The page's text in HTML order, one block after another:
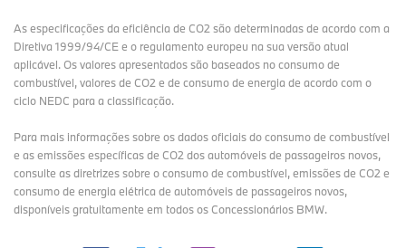
As especificações da eficiência de CO2 são determinadas de acordo com a
Diretiva 1999/94/CE e o regulamento europeu na sua versão atual
aplicável. Os valores apresentados são baseados no consumo de
combustível, valores de CO2 e de consumo de energia de acordo com o
ciclo NEDC para a classificação.
Para mais informações sobre os dados oficiais do consumo de combustível
e as emissões específicas de CO2 dos automóveis de passageiros novos,
consulte as diretrizes sobre o consumo de combustível, emissões de CO2 e
consumo de energia elétrica de automóveis de passageiros novos,
disponíveis gratuitamente em todos os Concessionários BMW.